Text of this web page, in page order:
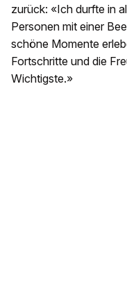
zurück: «Ich durfte in
Personen mit einer
schöne Momente
Fortschritte und die
Wichtigste.»